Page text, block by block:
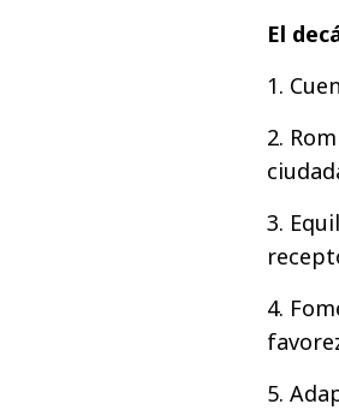
El
1.
2.
3.
4.
5.